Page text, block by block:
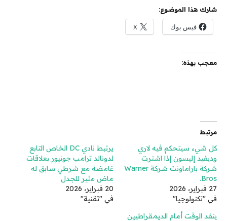
شارك هذا الموضوع:
فيس بوك X
معجب بهذه:
مرتبط
كل شيء سيتحكم فيه لاري
وديفيد إليسون إذا اشترت
شركة باراماونت شركة Warner
Bros.
27 فبراير، 2026
في "تكنولوجيا"
يرتبط نادي DC الخاص التابع
لدونالد ترامب جونيور بعلاقات
غامضة مع شرطي سابق له
ماض مثير للجدل
20 فبراير، 2026
في "تقنية"
ينفد الوقت أمام الديمقراطيين